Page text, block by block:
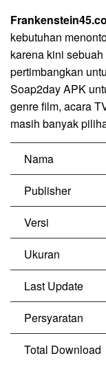
kebutuhan
karena kini
pertimbangkan
Soap2day APK
genre film, acara
masih banyak
Nama
Publisher
Versi
Ukuran
Last Update
Persyaratan
Total Download